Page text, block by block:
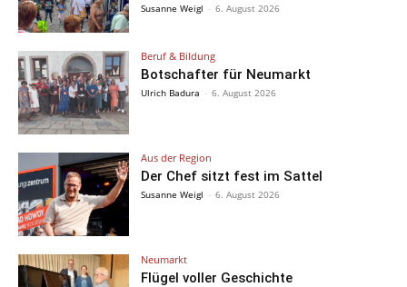
Susanne Weigl - 6. August 2026
Beruf & Bildung
Botschafter für Neumarkt
Ulrich Badura - 6. August 2026
Aus der Region
Der Chef sitzt fest im Sattel
Susanne Weigl - 6. August 2026
Neumarkt
Flügel voller Geschichte